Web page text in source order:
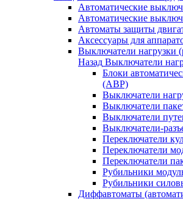
Автоматические
Автоматические
Автоматы защиты
Аксессуары для
Выключатели нагрузки
Назад Выключатели
Блоки
(АВР)
Выключатели
Выключатели
Выключатели
Выключатели-
Переключатели
Переключатели
Переключатели
Рубильники
Рубильники
Диффавтоматы